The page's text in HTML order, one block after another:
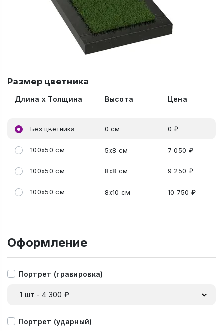
Размер цветника
Длина x Толщина Высота Цена
Без цветника 0 см 0 ₽
100x50 см 5x8 см 7 050 ₽
100x50 см 8x8 см 9 250 ₽
100x50 см 8x10 см 10 750 ₽
Оформление
Портрет (гравировка)
1 шт - 4 300 ₽
Портрет (ударный)